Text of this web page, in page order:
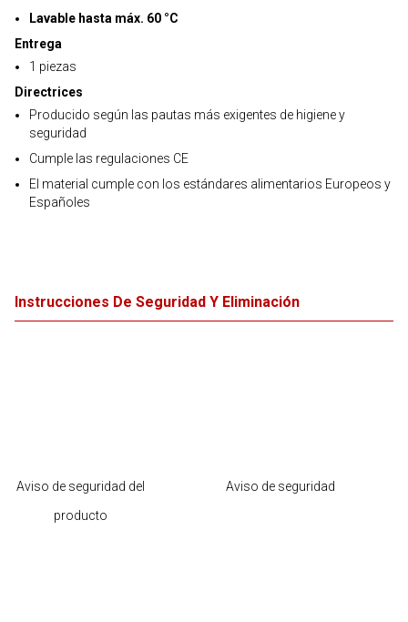
Lavable hasta máx. 60 °C
Entrega
1 piezas
Directrices
Producido según las pautas más exigentes de higiene y
seguridad
Cumple las regulaciones CE
El material cumple con los estándares alimentarios Europeos y
Españoles
Instrucciones De Seguridad Y Eliminación
Aviso de seguridad del
producto
Aviso de seguridad